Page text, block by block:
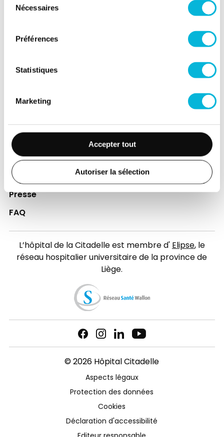
Nécessaires
Préférences
Statistiques
Marketing
Accepter tout
Autoriser la sélection
Professionnels de la santé
Jobs
(Extranet)
Actualités
Événements
Contact
Presse
FAQ
L’hôpital de la Citadelle est membre d'Elipse, le
réseau hospitalier universitaire de la province de
Liège.
© 2026 Hôpital Citadelle
Aspects légaux
Protection des données
Cookies
Déclaration d'accessibilité